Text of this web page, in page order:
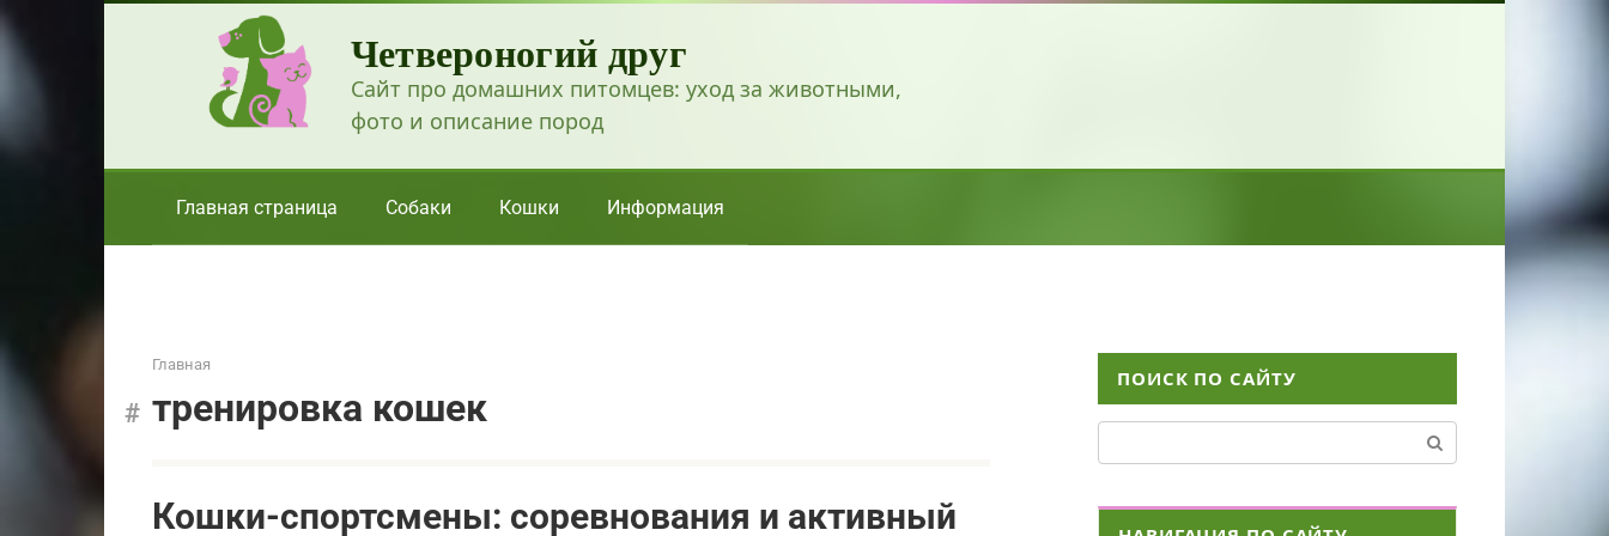
Перейти
Четвероногий друг
Сайт про домашних питомцев: уход за животными,
фото и описание пород
Главная страница Собаки Кошки Информация
Главная
тренировка кошек
Кошки-спортсмены: соревнования и активный
ПОИСК ПО САЙТУ